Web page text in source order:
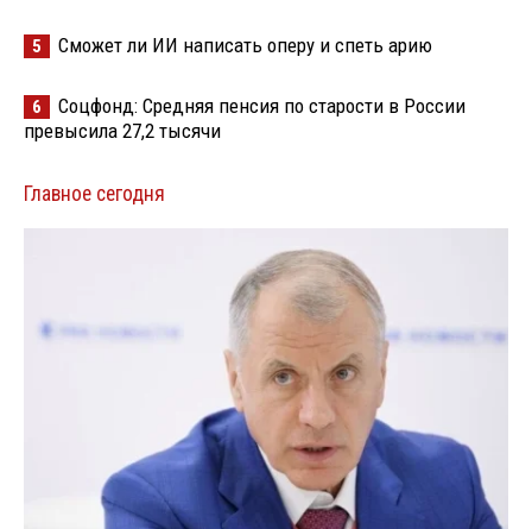
5 Сможет ли ИИ написать оперу и спеть арию
6
Соцфонд: Средняя пенсия по старости в России
превысила 27,2 тысячи
Главное сегодня